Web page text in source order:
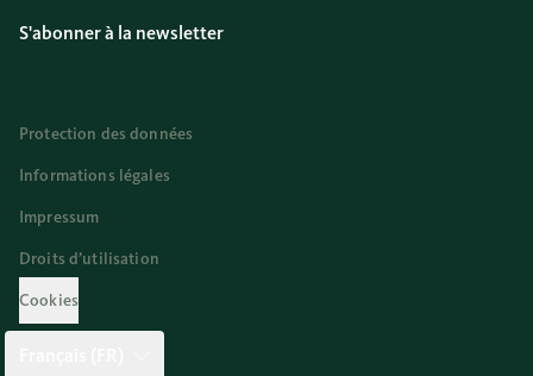
S'abonner à la newsletter
Protection des données
Informations légales
Impressum
Droits d’utilisation
Cookies